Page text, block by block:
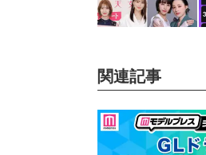
関連記事